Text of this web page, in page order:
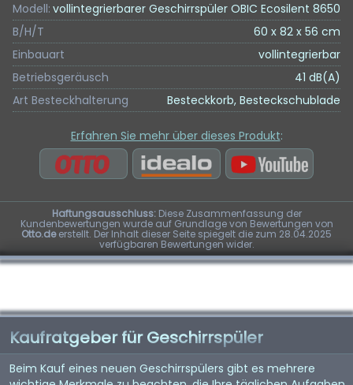
Modell: vollintegrierbarer Geschirrspüler OBIC Ecosilent 8650
B/H/T
60 x 82 x 56 cm
Einbauart
vollintegrierbar
Betriebsgeräusch
41 dB(A)
Art Besteckhalterung
Besteckkorb, Besteckschublade
Erfahren Sie mehr über dieses Produkt:
Haftungsausschluss:Diese Zusammenfassung der
Kundenbewertungen wurde auf Grundlage von Bewertungen von
Otto.deerstellt. Der Inhalt dieser Seite spiegelt die zum 28.04.2025
verfügbaren Bewertungen wider.
Kaufratgeber für Geschirrspüler
Beim Kauf eines neuen Geschirrspülers gibt es mehrere